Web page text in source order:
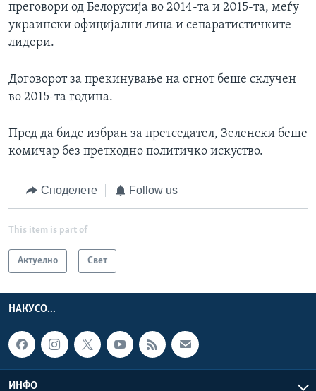
преговори од Белорусија во 2014-та и 2015-та, меѓу
украински официјални лица и сепаратистичките
лидери.
Договорот за прекинување на огнот беше склучен
во 2015-та година.
Пред да биде избран за претседател, Зеленски беше
комичар без претходно политичко искуство.
Споделете Follow us
This item is part of
Актуелно Свет
НАКУСО...
ИНФО